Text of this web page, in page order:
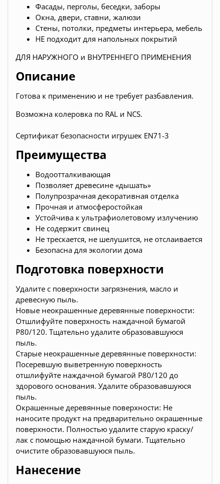
Фасады, перголы, беседки, заборы
Окна, двери, ставни, жалюзи
Стены, потолки, предметы интерьера, мебель
НЕ подходит для напольных покрытий
ДЛЯ НАРУЖНОГО и ВНУТРЕННЕГО ПРИМЕНЕНИЯ
Описание
Готова к применению и не требует разбавления.
Возможна колеровка по RAL и NCS.
Сертификат безопасности игрушек EN71-3
Преимущества
Водоотталкивающая
Позволяет древесине «дышать»
Полупрозрачная декоративная отделка
Прочная и атмосферостойкая
Устойчива к ультрафиолетовому излучению
Не содержит свинец
Не трескается, не шелушится, не отслаивается
Безопасна для экологии дома
Подготовка поверхности
Удалите с поверхности загрязнения, масло и
древесную пыль.
Новые неокрашенные деревянные поверхности:
Отшлифуйте поверхность наждачной бумагой
Р80/120. Тщательно удалите образовавшуюся
пыль.
Старые неокрашенные деревянные поверхности:
Посеревшую выветренную поверхность
отшлифуйте наждачной бумагой Р80/120 до
здорового основания. Удалите образовавшуюся
пыль.
Окрашенные деревянные поверхности: Не
наносите продукт на предварительно окрашенные
поверхности. Полностью удалите старую краску/
лак с помощью наждачной бумаги. Тщательно
очистите образовавшуюся пыль.
Нанесение